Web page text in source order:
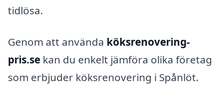
tidlösa.
Genom att använda köksrenovering-
pris.se kan du enkelt jämföra olika företag
som erbjuder köksrenovering i Spånlöt.